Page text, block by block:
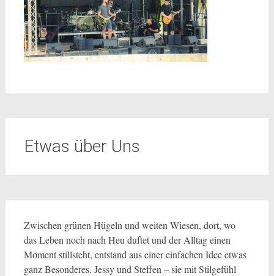
Etwas über Uns
Zwischen grünen Hügeln und weiten Wiesen, dort, wo
das Leben noch nach Heu duftet und der Alltag einen
Moment stillsteht, entstand aus einer einfachen Idee etwas
ganz Besonderes. Jessy und Steffen – sie mit Stilgefühl